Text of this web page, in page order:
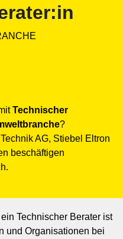
Technischer
?
AG, Stiebel Eltron
beschäftigen
Technischer Berater ist
und Organisationen bei